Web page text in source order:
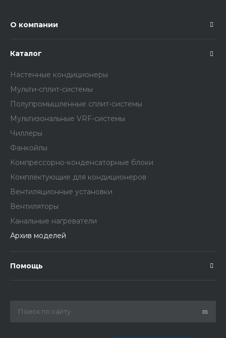
О компании
Каталог
Настенные кондиционеры
Мульти-сплит-системы
Полупромышленные сплит-системы
Мультизональные VRF-системы
Чиллеры
Фанкойлы
Компрессорно-конденсаторные блоки
Комплектующие для кондиционеров
Вентиляционные установки
Вентиляторы
Канальные нагреватели
Архив моделей
Помощь